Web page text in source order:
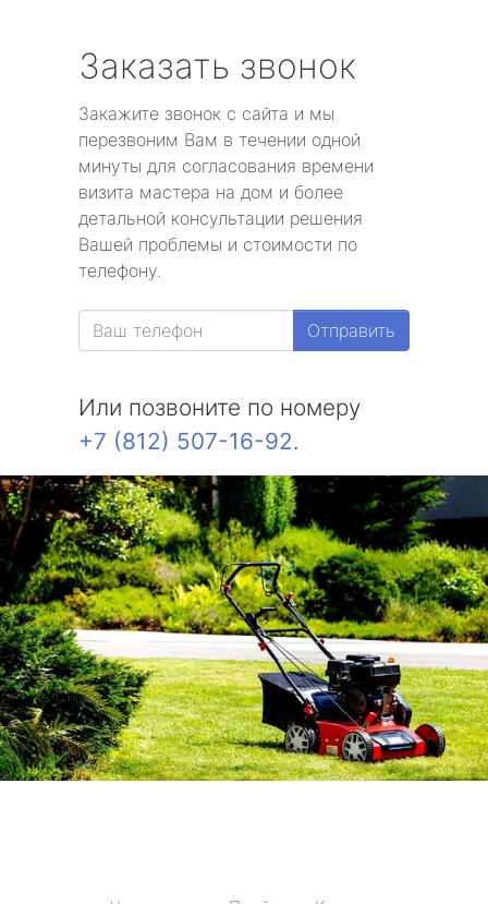
Заказать звонок
Закажите звонок с сайта и мы
перезвоним Вам в течении одной
минуты для согласования времени
визита мастера на дом и более
детальной консультации решения
Вашей проблемы и стоимости по
телефону.
Отправить
Или позвоните по номеру
+7 (812) 507-16-92.